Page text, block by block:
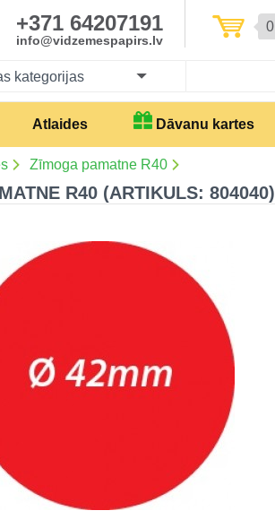
+371 64207191
info@vidzemespapirs.lv
0
kategorijas
Atlaides Dāvanu kartes
Zīmoga pamatne R40
R40 (ARTIKULS: 804040)